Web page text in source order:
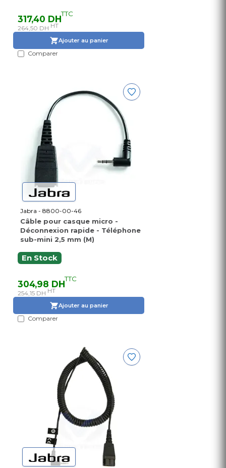
317,40 DHTTC
264,50 DH HT
Ajouter au panier
Comparer
Jabra - 8800-00-46
Câble pour casque micro -
Déconnexion rapide - Téléphone
sub-mini 2,5 mm (M)
En Stock
304,98 DHTTC
254,15 DH HT
Ajouter au panier
Comparer